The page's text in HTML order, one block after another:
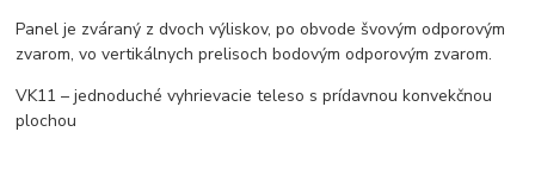
Panel je zváraný z dvoch výliskov, po obvode švovým odporovým
zvarom, vo vertikálnych prelisoch bodovým odporovým zvarom.
VK11 – jednoduché vyhrievacie teleso s prídavnou konvekčnou
plochou